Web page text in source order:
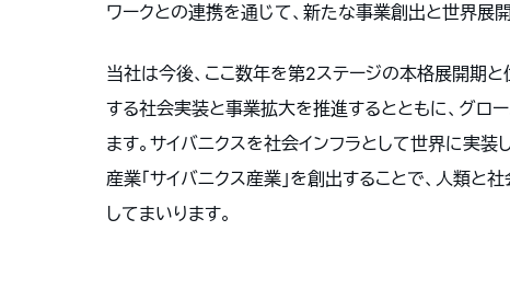
ワークとの連携を通じて、新たな事業創出と世界展
当社は今後、ここ数年を第2ステージの本格展開期と
する社会実装と事業拡大を推進するとともに、グ
ます。サイバニクスを社会インフラとして世界に実
産業「サイバニクス産業」を創出することで、人類
してまいります。